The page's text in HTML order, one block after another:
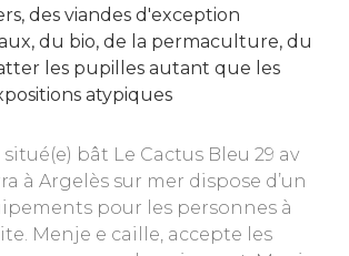
des viandes d'exception
du bio, de la permaculture, du
les pupilles autant que les
atypiques
bât Le Cactus Bleu 29 av
à Argelès sur mer dispose d’un
pour les personnes à
Menje e caille, accepte les